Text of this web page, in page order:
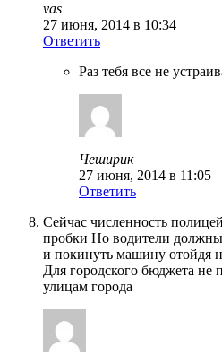
vas
27 июня, 2014 в 10:34
Ответить
Раз тебя все не
Чеширик
27 июня, 2014 в 11:05
Ответить
Сейчас численность
пробки Но водители должны
и покинуть машину отойдя
Для городского бюджета не
улицам города